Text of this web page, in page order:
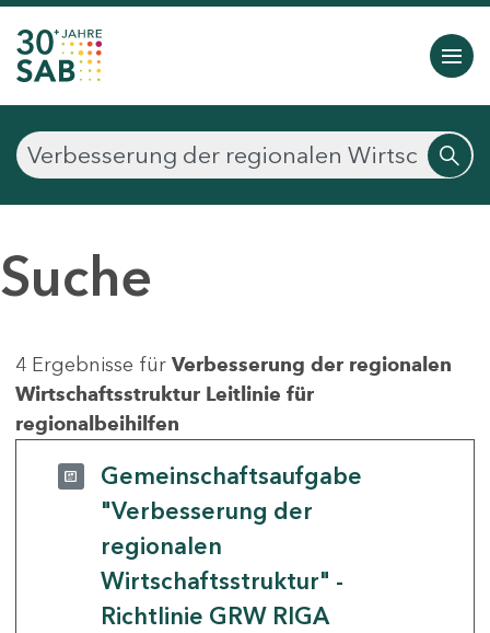
Suche
4 Ergebnisse für Verbesserung der regionalen
Wirtschaftsstruktur Leitlinie für
regionalbeihilfen
Gemeinschaftsaufgabe
"Verbesserung der
regionalen
Wirtschaftsstruktur" -
Richtlinie GRW RIGA